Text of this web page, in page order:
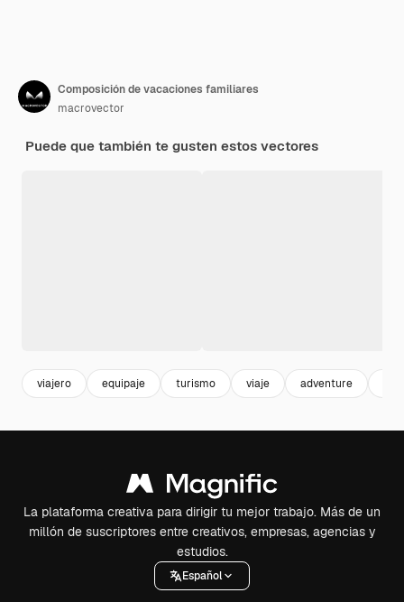
Composición de vacaciones familiares
macrovector
Puede que también te gusten estos vectores
viajero equipaje turismo viaje adventure
La plataforma creativa para dirigir tu mejor trabajo. Más de un
millón de suscriptores entre creativos, empresas, agencias y
estudios.
Español